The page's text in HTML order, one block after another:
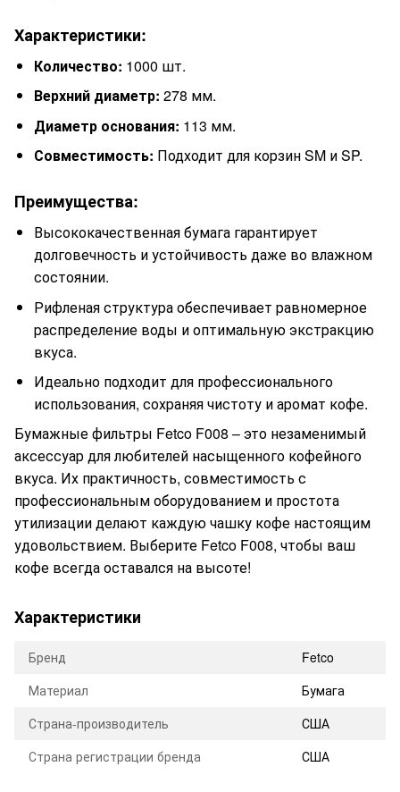
Характеристики:
Количество: 1000 шт.
Верхний диаметр: 278 мм.
Диаметр основания: 113 мм.
Совместимость: Подходит для корзин SM и SP.
Преимущества:
Высококачественная бумага гарантирует
долговечность и устойчивость даже во влажном
состоянии.
Рифленая структура обеспечивает равномерное
распределение воды и оптимальную экстракцию
вкуса.
Идеально подходит для профессионального
использования, сохраняя чистоту и аромат кофе.
Бумажные фильтры Fetco F008 – это незаменимый
аксессуар для любителей насыщенного кофейного
вкуса. Их практичность, совместимость с
профессиональным оборудованием и простота
утилизации делают каждую чашку кофе настоящим
удовольствием. Выберите Fetco F008, чтобы ваш
кофе всегда оставался на высоте!
Характеристики
Бренд
Fetco
Материал
Бумага
Страна-производитель
США
Страна регистрации бренда
США